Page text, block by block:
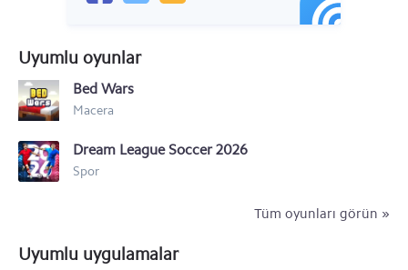
Asus Zenfone 3
Asus Zenfone Go ZC500TG
Asus ZenFone 6 A600CG
Asus Zenfone 4 A400CG
Uyumlu oyunlar
Bed Wars
Macera
Dream League Soccer 2026
Spor
Tüm oyunları görün »
Uyumlu uygulamalar